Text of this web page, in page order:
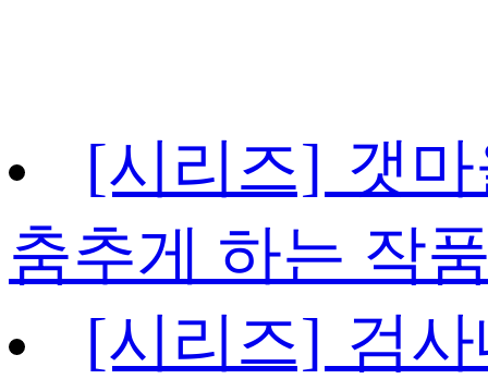
[시리즈] 갯
춤추게 하는 작
[시리즈] 검